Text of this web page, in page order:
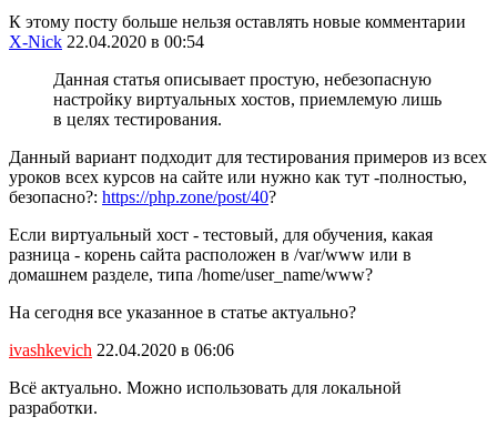
К этому посту больше нельзя оставлять новые комментарии
X-Nick 22.04.2020 в 00:54
Данная статья описывает простую, небезопасную
настройку виртуальных хостов, приемлемую лишь
в целях тестирования.
Данный вариант подходит для тестирования примеров из всех
уроков всех курсов на сайте или нужно как тут -полностью,
безопасно?: https://php.zone/post/40?
Если виртуальный хост - тестовый, для обучения, какая
разница - корень сайта расположен в /var/www или в
домашнем разделе, типа /home/user_name/www?
На сегодня все указанное в статье актуально?
ivashkevich 22.04.2020 в 06:06
Всё актуально. Можно использовать для локальной
разработки.